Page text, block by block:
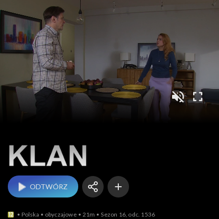
ODTWÓRZ
Polska obyczajowe 21m Sezon 16, odc. 1536